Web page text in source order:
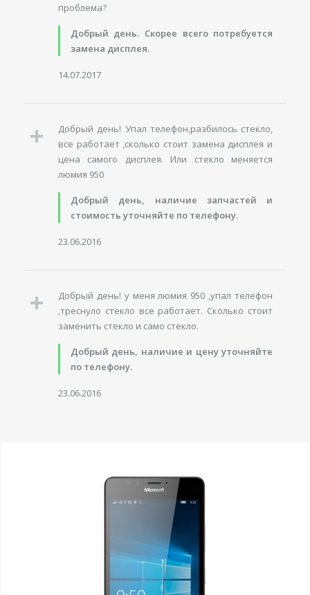
проблема?
Добрый день. Скорее всего потребуется
замена дисплея.
14.07.2017
Добрый день! Упал телефон,разбилось стекло,
все работает ,сколько стоит замена дисплея и
цена самого дисплея. Или стекло меняется
люмия 950
Добрый день, наличие запчастей и
стоимость уточняйте по телефону.
23.06.2016
Добрый день! у меня люмия 950 ,упал телефон
,треснуло стекло все работает. Сколько стоит
заменить стекло и само стекло.
Добрый день, наличие и цену уточняйте
по телефону.
23.06.2016